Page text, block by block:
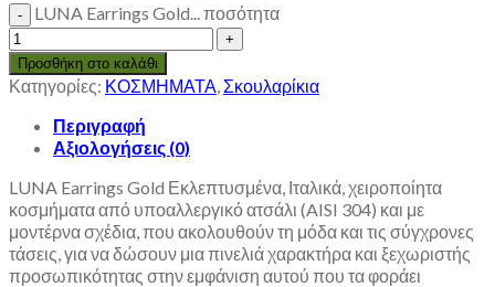
LUNA Earrings Gold... ποσότητα
Προσθήκη στο καλάθι
Κατηγορίες: ΚΟΣΜΗΜΑΤΑ, Σκουλαρίκια
Περιγραφή
Αξιολογήσεις (0)
LUNA Earrings Gold Εκλεπτυσμένα, Ιταλικά, χειροποίητα
κοσμήματα από υποαλλεργικό ατσάλι (AISI 304) και με
μοντέρνα σχέδια, που ακολουθούν τη μόδα και τις σύγχρονες
τάσεις, για να δώσουν μια πινελιά χαρακτήρα και ξεχωριστής
προσωπικότητας στην εμφάνιση αυτού που τα φοράει